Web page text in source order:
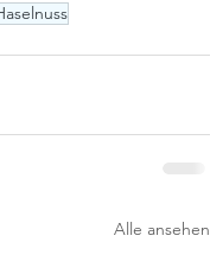
Alle ansehen